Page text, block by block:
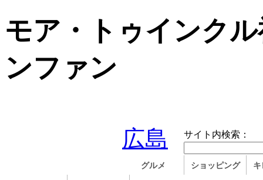
モア・トゥインク
ンファン
サイト内検索：
グルメ ショッピング
広島